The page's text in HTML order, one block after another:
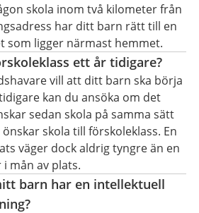
skola inom två kilometer från
har ditt barn rätt till en
som ligger närmast hemmet.
ett år tidigare?
vill att ditt barn ska börja
kan du ansöka om det
sedan skola på samma sätt
skola till förskoleklass. En
väger dock aldrig tyngre än en
mån av plats.
barn har en intellektuell